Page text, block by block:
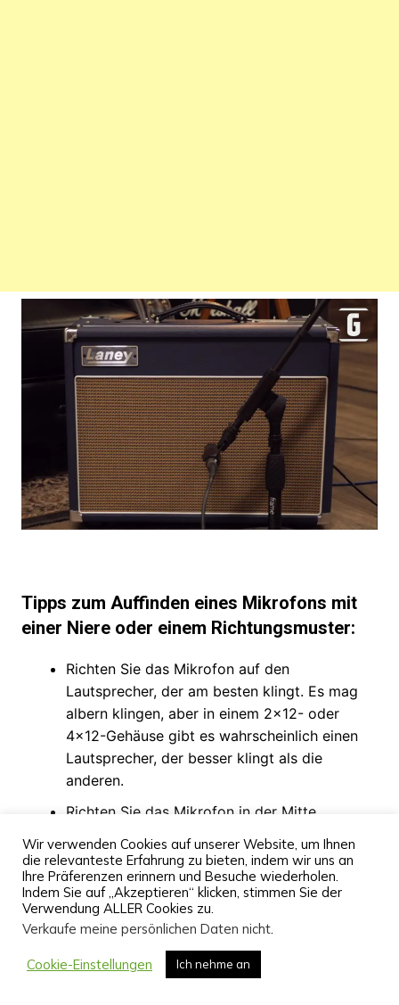
Tipps zum Auffinden eines Mikrofons mit
einer Niere oder einem Richtungsmuster:
Richten Sie das Mikrofon auf den
Lautsprecher, der am besten klingt. Es mag
albern klingen, aber in einem 2×12- oder
4×12-Gehäuse gibt es wahrscheinlich einen
Lautsprecher, der besser klingt als die
anderen.
Richten Sie das Mikrofon in der Mitte
zwischen der Mitte des Lautsprecherkegels
und seiner Kante aus und lassen Sie dabei
einen Abstand von ca. 1 cm zwischen der
Kante des Mikrofons und dem
Lautsprechergitter.
Wenn Sie die Basswiedergabe reduzieren
möchten, bewegen Sie das Mikrofon weg, bis
Wir verwenden Cookies auf unserer Website, um Ihnen
die relevanteste Erfahrung zu bieten, indem wir uns an
Ihre Präferenzen erinnern und Besuche wiederholen.
Indem Sie auf „Akzeptieren“ klicken, stimmen Sie der
Verwendung ALLER Cookies zu.
Verkaufe meine persönlichen Daten nicht.
Cookie-Einstellungen Ich nehme an